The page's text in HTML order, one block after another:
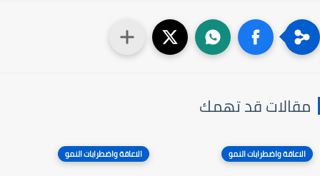
مقالات قد تهمك
الاعاقة واضطرابات النمو الاعاقة واضطرابات النمو